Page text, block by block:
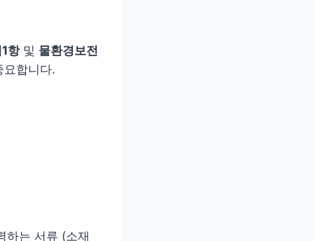
항및 물환경보전
요합니다.
하는 서류 (소재